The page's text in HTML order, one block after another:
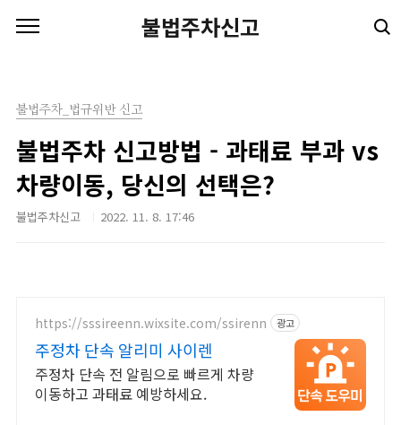
불법주차신고
불법주차_법규위반 신고
불법주차 신고방법 - 과태료 부과 vs
차량이동, 당신의 선택은?
불법주차신고 2022. 11. 8. 17:46
https://sssireenn.wixsite.com/ssirenn 광고
주정차 단속 알리미 사이렌
주정차 단속 전 알림으로 빠르게 차량
이동하고 과태료 예방하세요.